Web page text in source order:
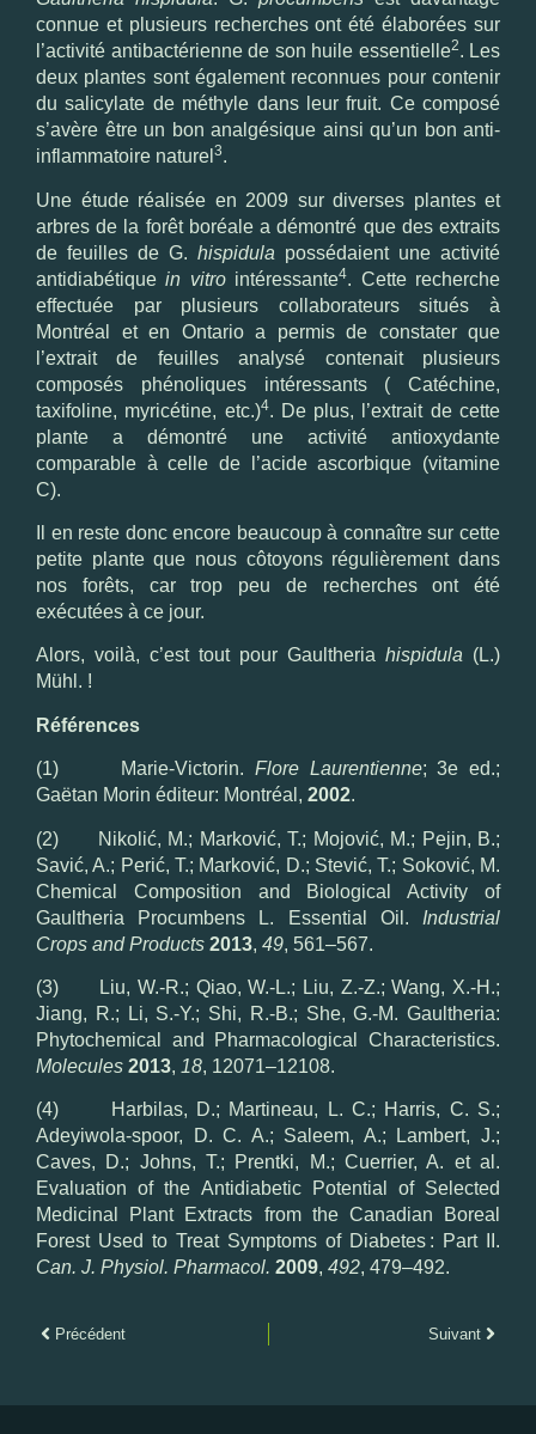
connue et plusieurs recherches ont été élaborées sur
l’activité antibactérienne de son huile essentielle2. Les
deux plantes sont également reconnues pour contenir
du salicylate de méthyle dans leur fruit. Ce composé
s’avère être un bon analgésique ainsi qu’un bon anti-
inflammatoire naturel 3.
Une étude réalisée en 2009 sur diverses plantes et
arbres de la forêt boréale a démontré que des extraits
de feuilles de G. hispidula possédaient une activité
antidiabétiquein vitrointéressante4. Cette recherche
effectuée par plusieurs collaborateurs situés à
Montréal et en Ontario a permis de constater que
l’extrait de feuilles analysé contenait plusieurs
composés phénoliques intéressants ( Catéchine,
taxifoline, myricétine, etc.)4. De plus, l’extrait de cette
plante a démontré une activité antioxydante
comparable à celle de l’acide ascorbique (vitamine
C).
Il en reste donc encore beaucoup à connaître sur cette
petite plante que nous côtoyons régulièrement dans
nos forêts, car trop peu de recherches ont été
exécutées à ce jour.
Alors, voilà, c’est tout pour Gaultheria hispidula (L.)
Mühl. !
Références
(1) Marie-Victorin. Flore Laurentienne; 3e ed.;
Gaëtan Morin éditeur: Montréal, 2002.
(2) Nikolić, M.; Marković, T.; Mojović, M.; Pejin, B.;
Savić, A.; Perić, T.; Marković, D.; Stević, T.; Soković, M.
Chemical Composition and Biological Activity of
Gaultheria Procumbens L. Essential Oil. Industrial
Crops and Products 2013, 49, 561–567.
(3) Liu, W.-R.; Qiao, W.-L.; Liu, Z.-Z.; Wang, X.-H.;
Jiang, R.; Li, S.-Y.; Shi, R.-B.; She, G.-M. Gaultheria:
Phytochemical and Pharmacological Characteristics.
Molecules 2013, 18, 12071–12108.
(4) Harbilas, D.; Martineau, L. C.; Harris, C. S.;
Adeyiwola-spoor, D. C. A.; Saleem, A.; Lambert, J.;
Caves, D.; Johns, T.; Prentki, M.; Cuerrier, A. et al.
Evaluation of the Antidiabetic Potential of Selected
Medicinal Plant Extracts from the Canadian Boreal
Forest Used to Treat Symptoms of Diabetes : Part II.
Can. J. Physiol. Pharmacol. 2009, 492, 479–492.
Précédent Suivant